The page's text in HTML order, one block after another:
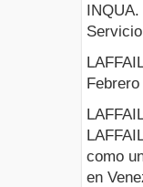
como
en